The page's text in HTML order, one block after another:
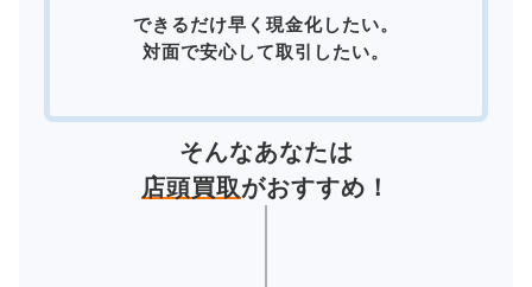
できるだけ早く現金化したい。
対面で安心して取引したい。
そんなあなたは
店頭買取がおすすめ！